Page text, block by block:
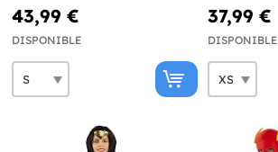
43,99 €
DISPONIBLE
37,99 €
DISPONIBLE